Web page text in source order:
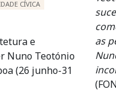
CÍVICA
e
Nuno Teotónio
(26 junho-31
as